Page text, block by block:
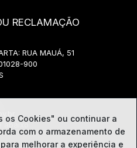
RECLAMAÇÃO
RUA MAUÁ, 51
900
abaixo
os Cookies" ou continuar a
com o armazenamento de
melhorar a experiência e